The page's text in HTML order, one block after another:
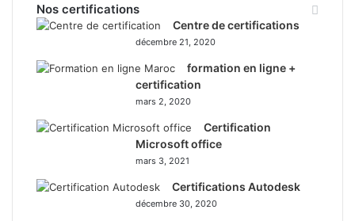
Nos certifications
Centre de certifications
décembre 21, 2020
formation en ligne +
certification
mars 2, 2020
Certification
Microsoft office
mars 3, 2021
Certifications Autodesk
décembre 30, 2020